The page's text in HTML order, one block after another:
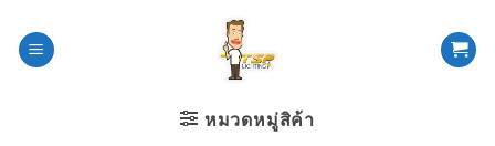
หมวดหมู่สิค้า